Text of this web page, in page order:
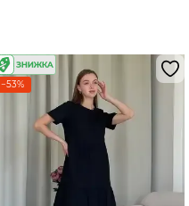
−53%